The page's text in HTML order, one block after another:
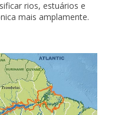
rios, estuários e
mais amplamente.